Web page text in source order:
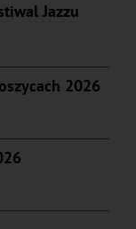
Jazzu
2026